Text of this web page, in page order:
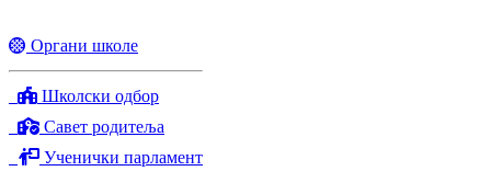
Органи школе
Школски одбор
Савет родитеља
Ученички парламент